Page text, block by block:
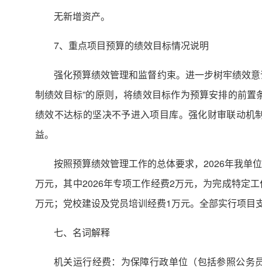
无新增资产。
7、重点项目预算的绩效目标情况说明
强化预算绩效管理和监督约束。进一步树牢绩效
制绩效目标”的原则，将绩效目标作为预算安排的前
绩效不达标的坚决不予进入项目库。强化财审联动
益。
按照预算绩效管理工作的总体要求，2026年我单
万元，其中2026年专项工作经费2万元，为完成特定
万元；党校建设及党员培训经费1万元。全部实行项目
七、名词解释
机关运行经费：为保障行政单位（包括参照公